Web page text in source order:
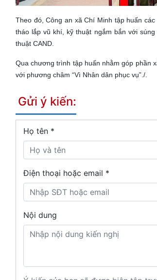
Theo đó, Công an xã Chí Minh tập huấn
tháo lắp vũ khí, kỹ thuật ngắm bắn với
thuật CAND.
Qua chương trình tập huấn nhằm góp phần
với phương châm “Vì Nhân dân phục vụ”./.
Gửi ý kiến:
Họ tên *
Điện thoại hoặc email *
Nội dung